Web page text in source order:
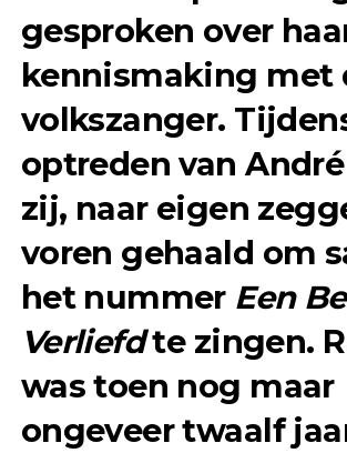
gesproken over
kennismaking met
volkszanger.
optreden van
zij, naar eigen
voren gehaald om
het nummer Een
Verliefdte zingen.
was toen nog maar
ongeveer twaalf